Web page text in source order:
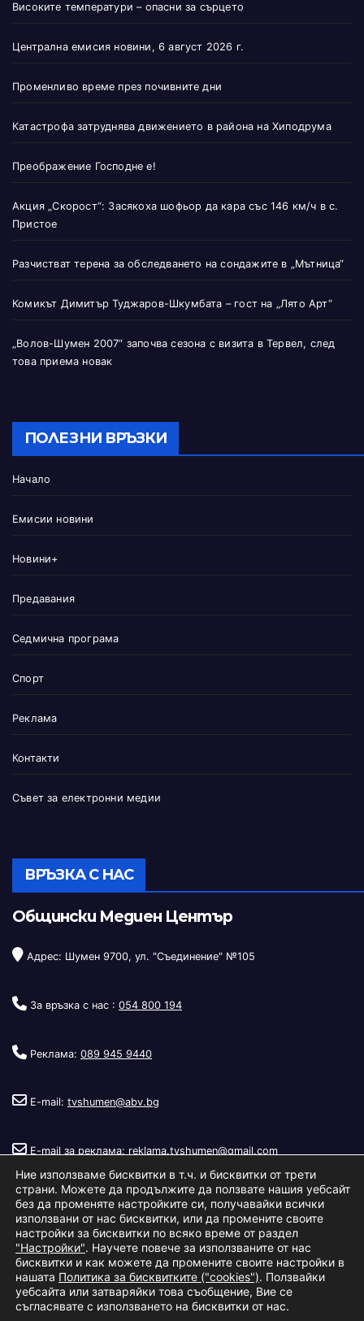
Високите температури – опасни за сърцето
Централна емисия новини, 6 август 2026 г.
Променливо време през почивните дни
Катастрофа затруднява движението в района на Хиподрума
Преображение Господне е!
Акция „Скорост“: Засякоха шофьор да кара със 146 км/ч в с.
Пристое
Разчистват терена за обследването на сондажите в „Мътница“
Комикът Димитър Туджаров-Шкумбата – гост на „Лято Арт“
„Волов-Шумен 2007“ започва сезона с визита в Тервел, след
това приема новак
ПОЛЕЗНИ ВРЪЗКИ
Начало
Емисии новини
Новини+
Предавания
Седмична програма
Спорт
Реклама
Контакти
Съвет за електронни медии
ВРЪЗКА С НАС
Общински Медиен Център
Адрес: Шумен 9700, ул. "Съединение" №105
За връзка с нас : 054 800 194
Реклама: 089 945 9440
E-mail: tvshumen@abv.bg
E-mail за реклама: reklama.tvshumen@gmail.com
Copyright © 2026Телевизия Шумен.|Изработка: S.I.T Solutions
Ltd.
За насРекламаУсловия за ползване
Ние използваме бисквитки в т.ч. и бисквитки от трети
страни. Можете да продължите да ползвате нашия уебсайт
без да променяте настройките си, получавайки всички
използвани от нас бисквитки, или да промените своите
настройки за бисквитки по всяко време от раздел
"Настройки". Научете повече за използваните от нас
бисквитки и как можете да промените своите настройки в
нашата Политика за бисквитките ("cookies"). Ползвайки
уебсайта или затваряйки това съобщение, Вие се
съгласявате с използването на бисквитки от нас.